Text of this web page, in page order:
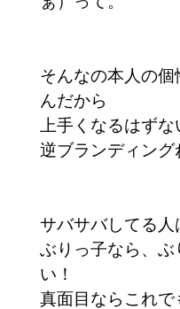
そんなの本人の
んだから
上手くなるはずな
逆ブランディン
サバサバしてる人
ぶりっ子なら、
い！
真面目ならこれ